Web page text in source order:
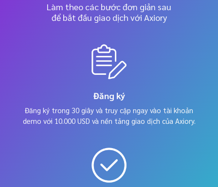
Làm theo các bước đơn giản sau
để bắt đầu giao dịch với Axiory
Đăng ký
Đăng ký trong 30 giây và truy cập ngay vào tài khoản
demo với 10.000 USD và nền tảng giao dịch của Axiory.